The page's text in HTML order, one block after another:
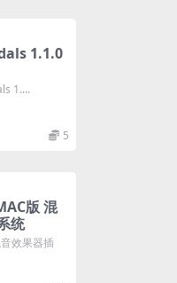
1.1.0
1....
5
版 混
统
效果器插